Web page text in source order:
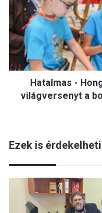
a
n
e
m
o
m
m
a
-
o
g
Hatalmas -
világversenyt a
Ezek is